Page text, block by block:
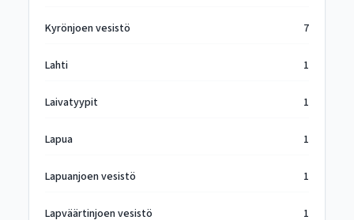
Kyrönjoen vesistö 7
Lahti 1
Laivatyypit 1
Lapua 1
Lapuanjoen vesistö 1
Lapväärtinjoen vesistö 1